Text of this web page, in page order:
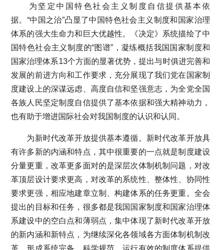
为坚定中国特色社会主义制度自信提供基本依
据。“中国之治”凸显了中国特色社会主义制度和国家治理
体系的强大生命力和巨大优越性。《决定》系统描绘了中
国特色社会主义制度的“图谱”，凝练概括我国国家制度和
国家治理体系13个方面的显著优势，提出与时俱进完善和
发展的前进方向和工作要求，充分展现了我们党在国家制
度建设上的深谋远虑、高度自信和坚强意志，为全党全国
各族人民坚定制度自信提供了基本依据和强大精神动力，
也有助于增进国际社会对我国制度的认识和认同。
为新时代改革开放提供基本遵循。新时代改革开放具
有许多新的内涵和特点，其中很重要的一点就是制度建设
分量更重，改革更多面对的是深层次体制机制问题，对改
革顶层设计要求更高，对改革的系统性、整体性、协同性
要求更强，相应地建章立制、构建体系的任务更重。全会
提出的目标和任务，很多都是我国国家制度和国家治理体
系建设中的空白点和薄弱点，集中体现了新时代改革开放
的新内涵和新特点，为继续深化各领域各方面体制机制改
革，形成系统完备、科学规范、运行有效的制度体系提供